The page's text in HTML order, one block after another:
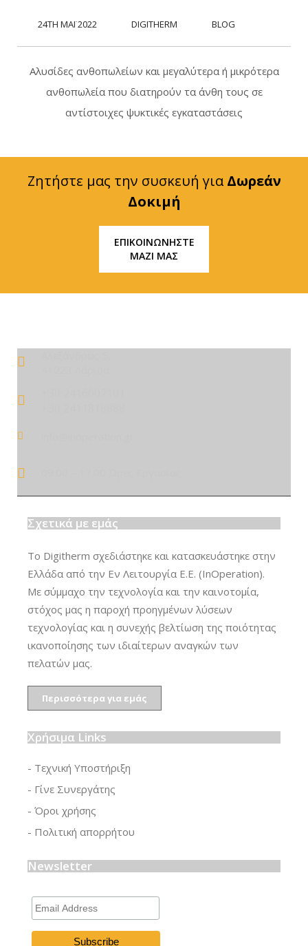
24TH ΜΆΙ 2022 DIGITHERM BLOG
Αλυσίδες ανθοπωλείων και μεγαλύτερα ή μικρότερα
ανθοπωλεία που διατηρούν τα άνθη τους σε
αντίστοιχες ψυκτικές εγκαταστάσεις
Ζητήστε μας την συσκευή γιαΔωρεάν
Δοκιμή
ΕΠΙΚΟΙΝΩΝΗΣΤΕ
ΜΑΖΙ ΜΑΣ
Σχετικά με εμάς
Το Digitherm σχεδιάστηκε και κατασκευάστηκε στην
Ελλάδα από την Εν Λειτουργία Ε.Ε. (InOperation).
Με σύμμαχο την τεχνολογία και την καινοτομία,
στόχος μας η παροχή προηγμένων λύσεων
τεχνολογίας και η συνεχής βελτίωση της ποιότητας
ικανοποίησης των ιδιαίτερων αναγκών των
πελατών μας.
Περισσότερα για εμάς
Χρήσιμα Links
- Τεχνική Υποστήριξη
- Γίνε Συνεργάτης
- Όροι χρήσης
- Πολιτική απορρήτου
Newsletter
Email
Address